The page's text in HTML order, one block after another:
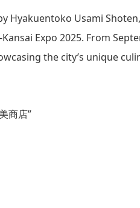
Hyakuentoko Usami
Expo 2025. From
the city’s unique